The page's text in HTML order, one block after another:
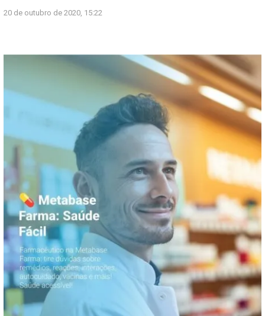
20 de outubro de 2020, 15:22